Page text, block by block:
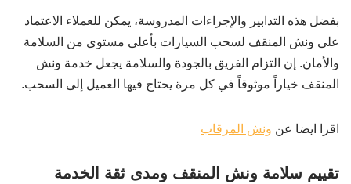
بفضل هذه التدابير والإجراءات المدروسة، يمكن للعملاء الاعتماد
على ونش المنقف لسحب السيارات بأعلى مستوى من السلامة
والأمان. إن التزام الفريق بالجودة والسلامة يجعل خدمة ونش
المنقف خياراً موثوقاً في كل مرة يحتاج فيها العميل إلى السحب.
اقرا ايضا عن ونش المرقاب
تقييم سلامة ونش المنقف ومدى ثقة الخدمة